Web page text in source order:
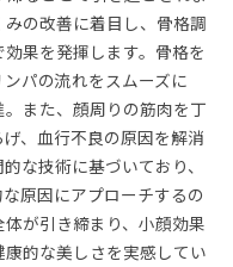
の改善に着目し、骨格調
果を発揮します。骨格を
パの流れをスムーズに
また、顔周りの筋肉を丁
、血行不良の原因を解消
な技術に基づいており、
原因にアプローチするの
が引き締まり、小顔効果
的な美しさを実感してい